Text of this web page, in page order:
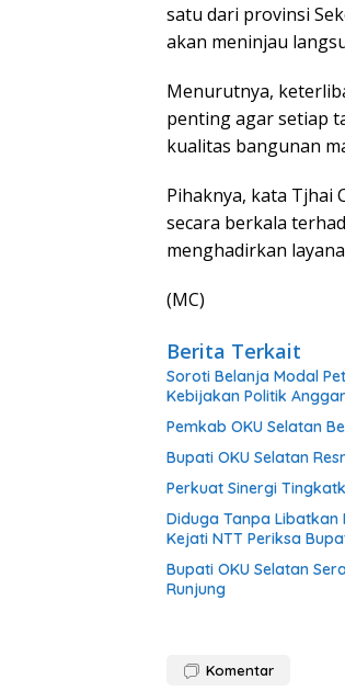
satu dari provinsi
akan meninjau
Menurutnya,
penting agar setiap
kualitas bangunan
Pihaknya, kata Tjhai
secara berkala
menghadirkan
(MC)
Berita Terkait
Soroti Belanja Modal
Kebijakan Politik
Pemkab OKU Selatan
Bupati OKU Selatan
Perkuat Sinergi
Diduga Tanpa Libatkan
Kejati NTT Periksa
Bupati OKU Selatan
Runjung
Komentar